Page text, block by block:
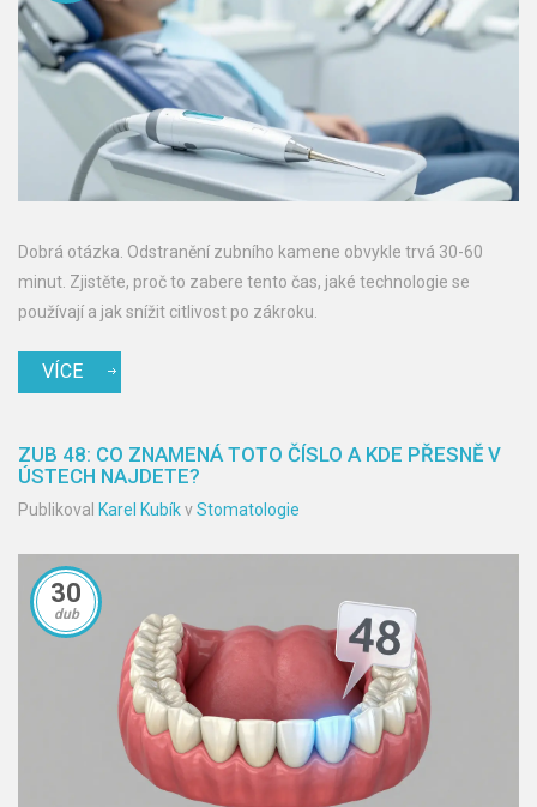
Dobrá otázka. Odstranění zubního kamene obvykle trvá 30-60
minut. Zjistěte, proč to zabere tento čas, jaké technologie se
používají a jak snížit citlivost po zákroku.
VÍCE
ZUB 48: CO ZNAMENÁ TOTO ČÍSLO A KDE PŘESNĚ V
ÚSTECH NAJDETE?
Publikoval Karel KubíkvStomatologie
30
dub